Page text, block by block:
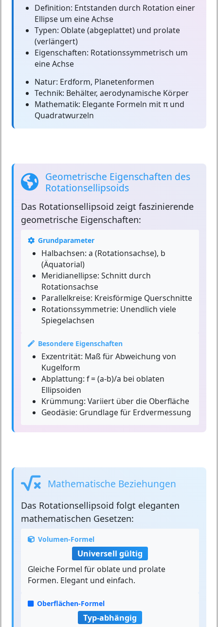
Definition: Entstanden durch Rotation einer
Ellipse um eine Achse
Typen: Oblate (abgeplattet) und prolate
(verlängert)
Eigenschaften: Rotationssymmetrisch um
eine Achse
Natur: Erdform, Planetenformen
Technik: Behälter, aerodynamische Körper
Mathematik: Elegante Formeln mit π und
Quadratwurzeln
Geometrische Eigenschaften des
Rotationsellipsoids
Das Rotationsellipsoid zeigt faszinierende
geometrische Eigenschaften:
Grundparameter
Halbachsen: a (Rotationsachse), b
(Äquatorial)
Meridianellipse: Schnitt durch
Rotationsachse
Parallelkreise: Kreisförmige Querschnitte
Rotationssymmetrie: Unendlich viele
Spiegelachsen
Besondere Eigenschaften
Exzentrität: Maß für Abweichung von
Kugelform
Abplattung: f = (a-b)/a bei oblaten
Ellipsoiden
Krümmung: Variiert über die Oberfläche
Geodäsie: Grundlage für Erdvermessung
Mathematische Beziehungen
Das Rotationsellipsoid folgt eleganten
mathematischen Gesetzen:
Volumen-Formel
Universell gültig
Gleiche Formel für oblate und prolate
Formen. Elegant und einfach.
Oberflächen-Formel
Typ-abhängig